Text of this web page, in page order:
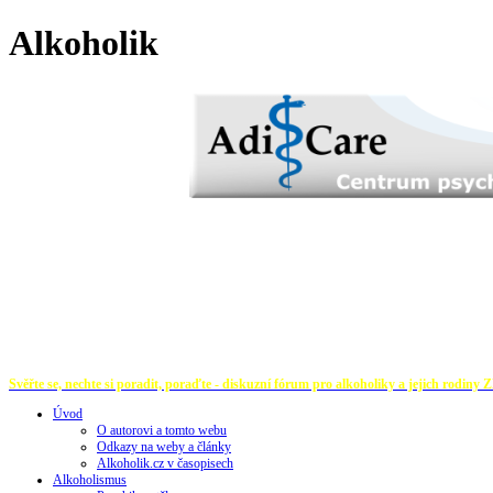
Alkoholik
Svěřte se, nechte si poradit, poraďte - diskuzní fórum pro alkoholiky a jejich rodiny
Úvod
O autorovi a tomto webu
Odkazy na weby a články
Alkoholik.cz v časopisech
Alkoholismus